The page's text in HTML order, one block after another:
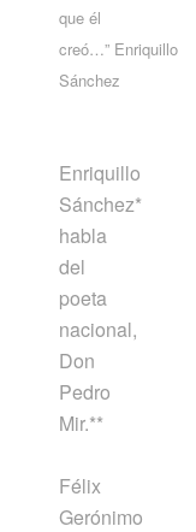
que él
creó…” Enriquillo
Sánchez
Enriquillo
Sánchez*
habla
del
poeta
nacional,
Don
Pedro
Mir.**
Félix
Gerónimo